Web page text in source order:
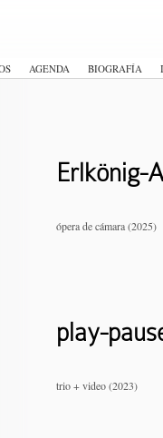
AGENDA BIOGRAFÍA
Erlkönig-
ópera de cámara (2025)
play-
trio + video (2023)